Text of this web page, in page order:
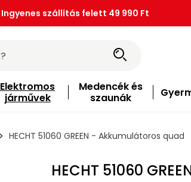
Ingyenes szállítás felett 49 990 Ft
Elektromos
járművek
Medencék és
szaunák
HECHT 51060 GREEN - Akkumulátoros quad
HECHT 51060